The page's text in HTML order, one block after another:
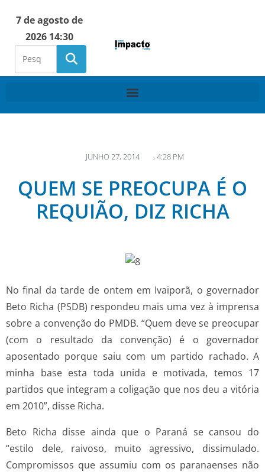
7 de agosto de
2026 14:30
JUNHO 27, 2014 , 4:28 PM
QUEM SE PREOCUPA É O
REQUIÃO, DIZ RICHA
No final da tarde de ontem em Ivaiporã, o governador
Beto Richa (PSDB) respondeu mais uma vez à imprensa
sobre a convenção do PMDB. “Quem deve se preocupar
(com o resultado da convenção) é o governador
aposentado porque saiu com um partido rachado. A
minha base esta toda unida e motivada, temos 17
partidos que integram a coligação que nos deu a vitória
em 2010”, disse Richa.
Beto Richa disse ainda que o Paraná se cansou do
“estilo dele, raivoso, muito agressivo, dissimulado.
Compromissos que assumiu com os paranaenses não